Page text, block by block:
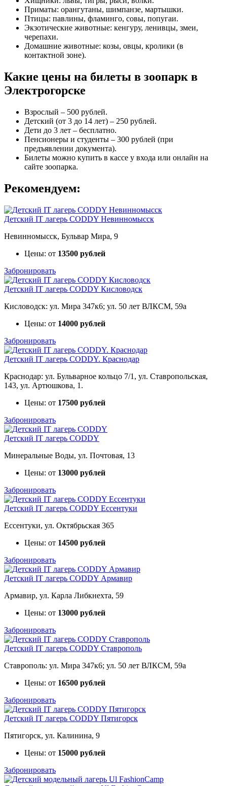
Приматы: орангутаны, шимпанзе, мартышки.
Птицы: павлины, фламинго, совы, попугаи.
Экзотические животные: кенгуру, ленивцы, змеи,
черепахи.
Домашние животные: козы, овцы, кролики (в
контактной зоне).
Какие цены на билеты в зоопарк в
Электрогорске
Взрослый – 500 рублей.
Детский (от 3 до 14 лет) – 250 рублей.
Дети до 3 лет – бесплатно.
Пенсионеры и студенты – 300 рублей (при
предъявлении документа).
Билеты можно купить в кассе у входа или онлайн на
сайте зоопарка.
Рекомендуем:
Детский IT лагерь CODDY Невинномысск
Невинномысск, Бульвар Мира, 9
Цены: от 13500 рублей
Забронировать
Детский IT лагерь CODDY Кисловодск
Кисловодск: ул. Мира 347к6; ул. 50 лет ВЛКСМ, 59а
Цены: от 14000 рублей
Забронировать
Детский IT лагерь CODDY. Краснодар
Краснодар: ул. Бульварное кольцо 7/1, ул. Ставропольская,
143, ул. Артюшкова, 1.
Цены: от 17500 рублей
Забронировать
Детский IT лагерь CODDY
Минеральные Воды, ул. Почтовая, 13
Цены: от 13000 рублей
Забронировать
Детский IT лагерь CODDY Ессентуки
Ессентуки, ул. Октябрьская 365
Цены: от 14500 рублей
Забронировать
Детский IT лагерь CODDY Армавир
Армавир, ул. Карла Либкнехта, 59
Цены: от 13000 рублей
Забронировать
Детский IT лагерь CODDY Ставрополь
Ставрополь: ул. Мира 347к6; ул. 50 лет ВЛКСМ, 59а
Цены: от 16500 рублей
Забронировать
Детский IT лагерь CODDY Пятигорск
Пятигорск, ул. Калинина, 9
Цены: от 15000 рублей
Забронировать